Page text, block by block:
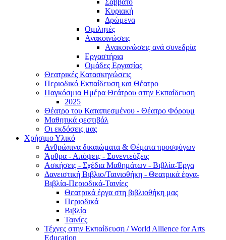
Σάββατο
Κυριακή
Δρώμενα
Ομιλητές
Ανακοινώσεις
Ανακοινώσεις ανά συνεδρία
Εργαστήρια
Ομάδες Εργασίας
Θεατρικές Κατασκηνώσεις
Περιοδικό Εκπαίδευση και Θέατρο
Παγκόσμια Ημέρα Θεάτρου στην Εκπαίδευση
2025
Θέατρο του Καταπιεσμένου - Θέατρο Φόρουμ
Μαθητικά φεστιβάλ
Οι εκδόσεις μας
Χρήσιμο Υλικό
Ανθρώπινα δικαιώματα & Θέματα προσφύγων
Άρθρα - Απόψεις - Συνεντεύξεις
Ασκήσεις - Σχέδια Μαθημάτων - Βιβλία-Έργα
Δανειστική Βιβλιο/Ταινιοθήκη - Θεατρικά έργα-
Βιβλία-Περιοδικά-Ταινίες
Θεατρικά έργα στη βιβλιοθήκη μας
Περιοδικά
Βιβλία
Ταινίες
Τέχνες στην Εκπαίδευση / World Allience for Arts
Education